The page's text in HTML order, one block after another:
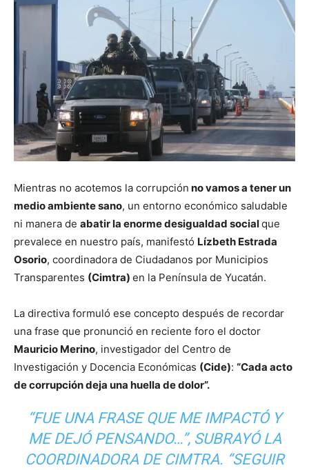
Mientras no acotemos la corrupción no vamos a tener un
medio ambiente sano, un entorno económico saludable
ni manera de abatir la enorme desigualdad socialque
prevalece en nuestro país, manifestó Lízbeth Estrada
Osorio, coordinadora de Ciudadanos por Municipios
Transparentes (Cimtra) en la Península de Yucatán.
La directiva formuló ese concepto después de recordar
una frase que pronunció en reciente foro el doctor
Mauricio Merino, investigador del Centro de
Investigación y Docencia Económicas (Cide): “Cada acto
de corrupción deja una huella de dolor”.
“FUE UNA FRASE QUE ME IMPACTÓ Y
ME DEJÓ PENSANDO…”, SUBRAYÓ LA
COORDINADORA DE CIMTRA. “SEGUIR